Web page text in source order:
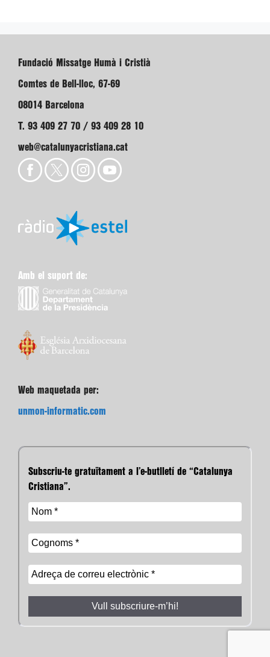
Fundació Missatge Humà i Cristià
Comtes de Bell-lloc, 67-69
08014 Barcelona
T. 93 409 27 70 / 93 409 28 10
web@catalunyacristiana.cat
Amb el suport de:
Web maquetada per:
unmon-informatic.com
Subscriu-te gratuïtament a l’e-butlletí de “Catalunya
Cristiana”.